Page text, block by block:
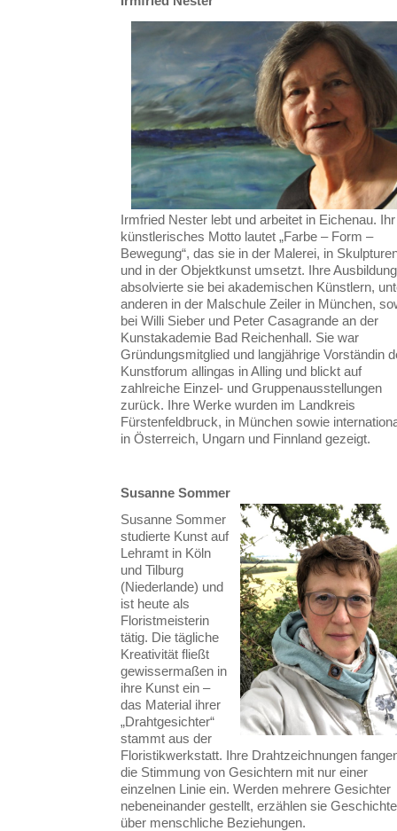
Irmfried Nester lebt und arbeitet in Eichenau. Ihr
künstlerisches Motto lautet „Farbe – Form –
Bewegung“, das sie in der Malerei, in
und in der Objektkunst umsetzt. Ihre Ausbildung
absolvierte sie bei akademischen Künstlern,
anderen in der Malschule Zeiler in München,
bei Willi Sieber und Peter Casagrande an der
Kunstakademie Bad Reichenhall. Sie war
Gründungsmitglied und langjährige Vorständin
Kunstforum allingas in Alling und blickt auf
zahlreiche Einzel- und Gruppenausstellungen
zurück. Ihre Werke wurden im Landkreis
Fürstenfeldbruck, in München sowie
in Österreich, Ungarn und Finnland gezeigt.
Susanne Sommer
Susanne Sommer
studierte Kunst auf
Lehramt in Köln
und Tilburg
(Niederlande) und
ist heute als
Floristmeisterin
tätig. Die tägliche
Kreativität fließt
gewissermaßen in
ihre Kunst ein –
das Material ihrer
„Drahtgesichter“
stammt aus der
Floristikwerkstatt. Ihre Drahtzeichnungen
die Stimmung von Gesichtern mit nur einer
einzelnen Linie ein. Werden mehrere Gesichter
nebeneinander gestellt, erzählen sie
über menschliche Beziehungen.